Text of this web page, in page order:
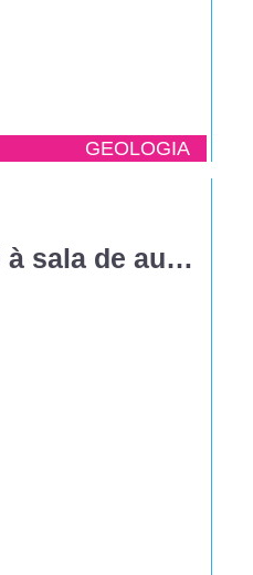
GEOLOGIA
Das ilhas até à sala de aula - Um caderno pedagógico para descobrir as Berlengas